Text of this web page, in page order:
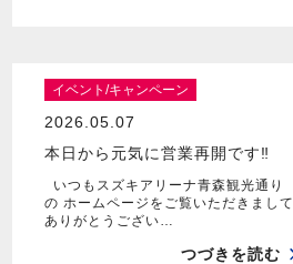
イベント/キャンペーン
2026.05.07
本日から元気に営業再開です‼
いつもスズキアリーナ青森観光通り
の ホームページをご覧いただきまして
ありがとうござい…
つづきを読む